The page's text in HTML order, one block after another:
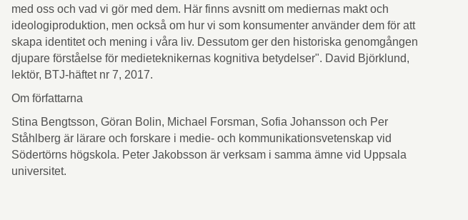
med oss och vad vi gör med dem. Här finns avsnitt om mediernas makt och
ideologiproduktion, men också om hur vi som konsumenter använder dem för att
skapa identitet och mening i våra liv. Dessutom ger den historiska genomgången
djupare förståelse för medieteknikernas kognitiva betydelser". David Björklund,
lektör, BTJ-häftet nr 7, 2017.
Om författarna
Stina Bengtsson, Göran Bolin, Michael Forsman, Sofia Johansson och Per
Ståhlberg är lärare och forskare i medie- och kommunikationsvetenskap vid
Södertörns högskola. Peter Jakobsson är verksam i samma ämne vid Uppsala
universitet.